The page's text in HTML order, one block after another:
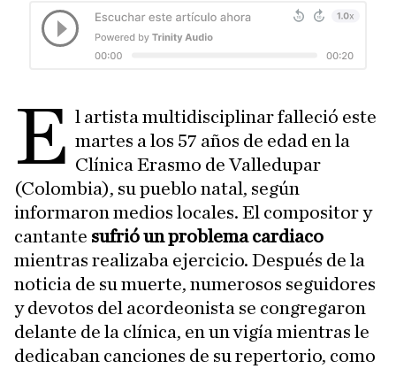
E l artista multidisciplinar falleció este
martes a los 57 años de edad en la
Clínica Erasmo de Valledupar
(Colombia), su pueblo natal, según
informaron medios locales. El compositor y
cantante sufrió un problema cardiaco
mientras realizaba ejercicio. Después de la
noticia de su muerte, numerosos seguidores
y devotos del acordeonista se congregaron
delante de la clínica, en un vigía mientras le
dedicaban canciones de su repertorio, como